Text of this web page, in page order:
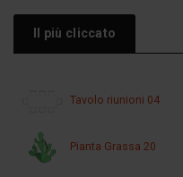
Il più cliccato
Tavolo riunioni 04
Pianta Grassa 20